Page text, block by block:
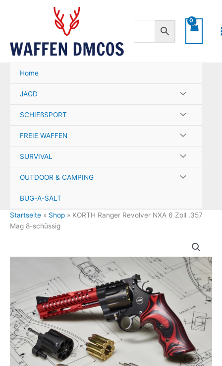
Home
JAGD
SCHIEßSPORT
FREIE WAFFEN
SURVIVAL
OUTDOOR & CAMPING
BUG-A-SALT
Startseite » Shop » KORTH Ranger Revolver NXA 6 Zoll .357
Mag 8-schüssig